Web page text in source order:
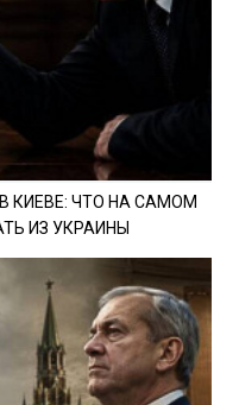
КИЕВЕ: ЧТО НА САМОМ
ИЗ УКРАИНЫ